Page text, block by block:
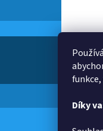
Díky